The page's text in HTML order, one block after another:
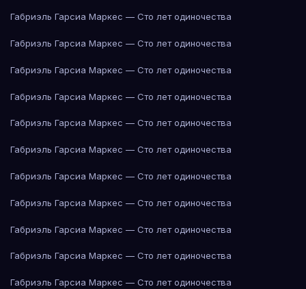
Габриэль Гарсиа Маркес — Сто лет одиночества
Габриэль Гарсиа Маркес — Сто лет одиночества
Габриэль Гарсиа Маркес — Сто лет одиночества
Габриэль Гарсиа Маркес — Сто лет одиночества
Габриэль Гарсиа Маркес — Сто лет одиночества
Габриэль Гарсиа Маркес — Сто лет одиночества
Габриэль Гарсиа Маркес — Сто лет одиночества
Габриэль Гарсиа Маркес — Сто лет одиночества
Габриэль Гарсиа Маркес — Сто лет одиночества
Габриэль Гарсиа Маркес — Сто лет одиночества
Габриэль Гарсиа Маркес — Сто лет одиночества